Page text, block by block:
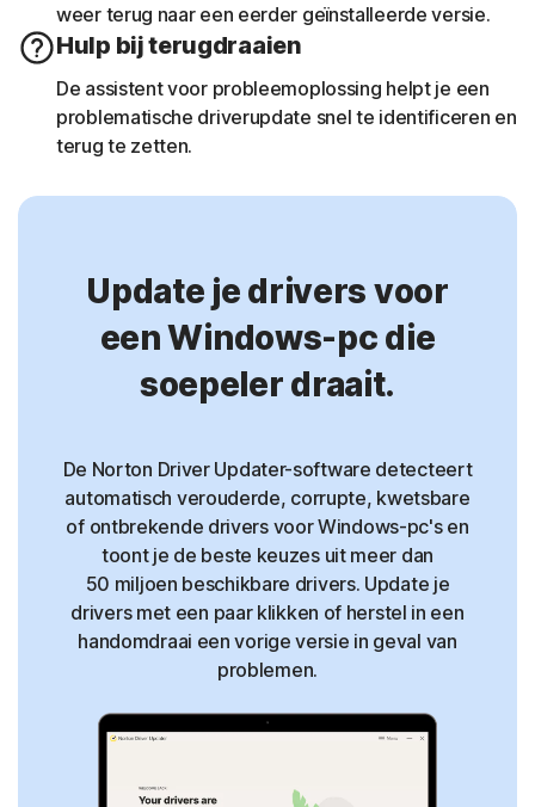
weer terug naar een eerder geïnstalleerde versie.
Hulp bij terugdraaien
De assistent voor probleemoplossing helpt je een
problematische driverupdate snel te identificeren en
terug te zetten.
Update je drivers voor
een Windows-pc die
soepeler draait.
De Norton Driver Updater-software detecteert
automatisch verouderde, corrupte, kwetsbare
of ontbrekende drivers voor Windows-pc's en
toont je de beste keuzes uit meer dan
50 miljoen beschikbare drivers. Update je
drivers met een paar klikken of herstel in een
handomdraai een vorige versie in geval van
problemen.